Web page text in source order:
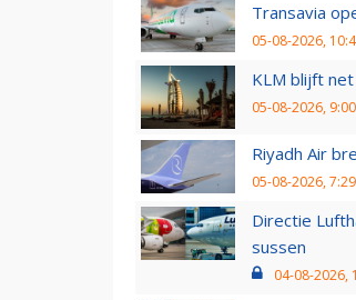
Transavia
05-08-2026,
KLM blijft
05-08-2026, 9:00
Riyadh Air
05-08-2026, 7:29
Directie
sussen
04-08-2026,